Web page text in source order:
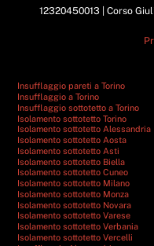
12320450013 | Corso
Insufflaggio pareti a Torino
Insufflaggio a Torino
Insufflaggio sottotetto a Torino
Isolamento sottotetto Torino
Isolamento sottotetto Alessandria
Isolamento sottotetto Aosta
Isolamento sottotetto Asti
Isolamento sottotetto Biella
Isolamento sottotetto Cuneo
Isolamento sottotetto Milano
Isolamento sottotetto Monza
Isolamento sottotetto Novara
Isolamento sottotetto Varese
Isolamento sottotetto Verbania
Isolamento sottotetto Vercelli